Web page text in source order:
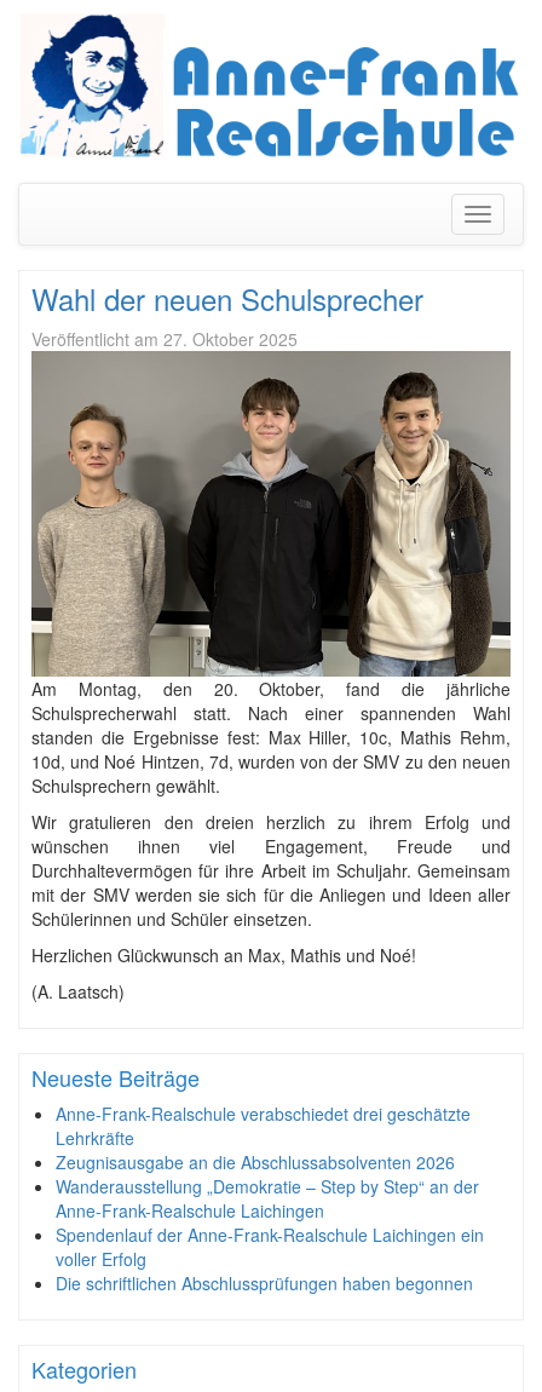
Wahl der neuen Schulsprecher
Veröffentlicht am 27. Oktober 2025
Am Montag, den 20. Oktober, fand die jährliche
Schulsprecherwahl statt. Nach einer spannenden Wahl
standen die Ergebnisse fest: Max Hiller, 10c, Mathis Rehm,
10d, und Noé Hintzen, 7d, wurden von der SMV zu den neuen
Schulsprechern gewählt.
Wir gratulieren den dreien herzlich zu ihrem Erfolg und
wünschen ihnen viel Engagement, Freude und
Durchhaltevermögen für ihre Arbeit im Schuljahr. Gemeinsam
mit der SMV werden sie sich für die Anliegen und Ideen aller
Schülerinnen und Schüler einsetzen.
Herzlichen Glückwunsch an Max, Mathis und Noé!
(A. Laatsch)
Neueste Beiträge
Anne-Frank-Realschule verabschiedet drei geschätzte
Lehrkräfte
Zeugnisausgabe an die Abschlussabsolventen 2026
Wanderausstellung „Demokratie – Step by Step“ an der
Anne-Frank-Realschule Laichingen
Spendenlauf der Anne-Frank-Realschule Laichingen ein
voller Erfolg
Die schriftlichen Abschlussprüfungen haben begonnen
Kategorien